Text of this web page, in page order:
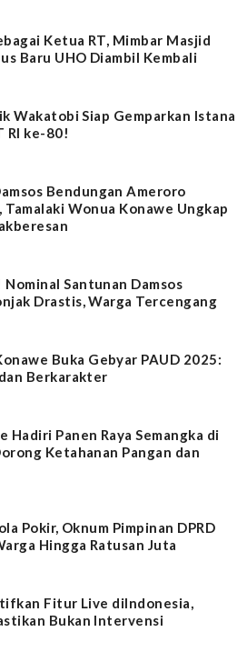
Ketua RT, Mimbar Masjid
Baru UHO Diambil Kembali
Wakatobi Siap Gemparkan Istana
RI ke-80!
Bendungan Ameroro
Tamalaki Wonua Konawe Ungkap
Santunan Damsos
Drastis, Warga Tercengang
Buka Gebyar PAUD 2025:
Berkarakter
Hadiri Panen Raya Semangka di
Ketahanan Pangan dan
Pokir, Oknum Pimpinan DPRD
Hingga Ratusan Juta
Fitur Live diIndonesia,
Bukan Intervensi